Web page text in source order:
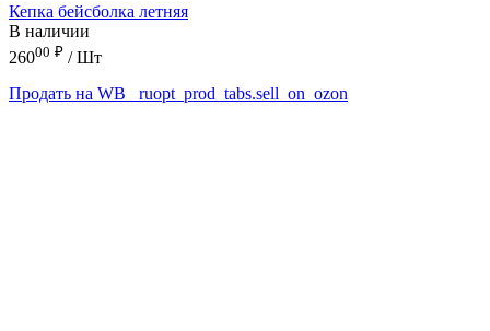
Кепка бейсболка летняя
В наличии
26000 ₽ / Шт
Продать на WB
_ruopt_prod_tabs.sell_on_ozon